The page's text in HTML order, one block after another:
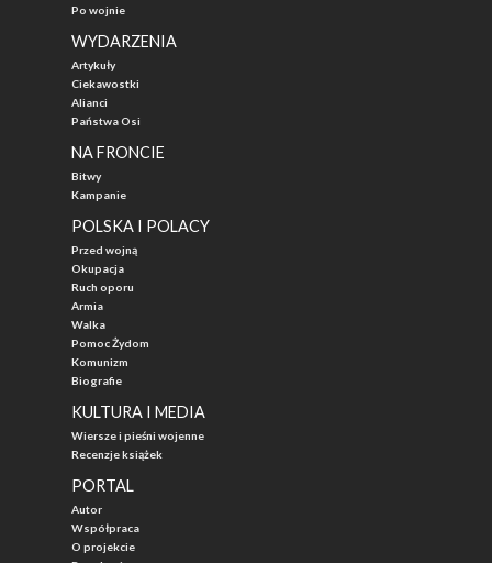
Po wojnie
WYDARZENIA
Artykuły
Ciekawostki
Alianci
Państwa Osi
NA FRONCIE
Bitwy
Kampanie
POLSKA I POLACY
Przed wojną
Okupacja
Ruch oporu
Armia
Walka
Pomoc Żydom
Komunizm
Biografie
KULTURA I MEDIA
Wiersze i pieśni wojenne
Recenzje książek
PORTAL
Autor
Współpraca
O projekcie